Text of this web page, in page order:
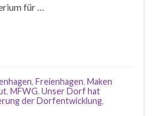
für …
, Freienhagen, Maken
, MFWG, Unser Dorf hat
der Dorfentwicklung,